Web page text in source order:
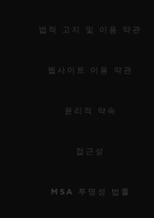
법적 고지 및 이용 약관
웹사이트 이용 약관
윤리적 약속
접근성
MSA 투명성 법률